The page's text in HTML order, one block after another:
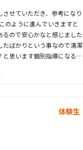
せていただき、参考になり
のように進んでいきますと
ので安心かなと感じました
たばかりという事なので清潔
思います個別指導になると
グは個別の方が集中的にや
のですが先生と普通に会話
体験生